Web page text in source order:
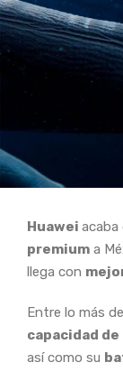
Huawei acaba
premium a
llega con
Entre lo más
capacidad
así como su